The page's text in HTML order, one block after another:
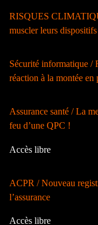
RISQUES
muscler leurs
Sécurité informatique /
réaction à la montée en
Assurance santé / La
feu d’une QPC !
Accès libre
ACPR / Nouveau
l’assurance
Accès libre